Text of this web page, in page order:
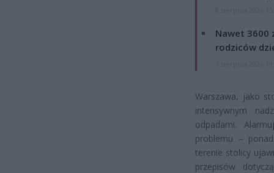
Nawet 3600
rodziców
Warszawa, jako
intensywnym
odpadami.
problemu –
terenie stolicy
przepisów